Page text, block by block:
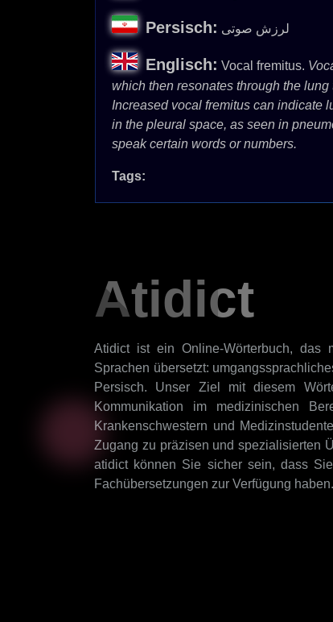
Persisch: لرزش صوتی
Englisch: Vocal fremitus.
which then resonates through the
Increased vocal fremitus can indicate
in the pleural space, as seen in
speak certain words or numbers.
Tags:
Atidict
Atidict ist ein Online-Wörterbuch, das
Sprachen übersetzt:
Persisch. Unser Ziel mit diesem
Kommunikation im medizinischen
Krankenschwestern und
Zugang zu präzisen und spezialisierten
atidict können Sie sicher sein, dass
Fachübersetzungen zur Verfügung haben.